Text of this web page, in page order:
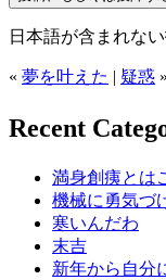
日本語が含まれな
« 夢を叶えた | 疑惑 »
Recent
満身創痍とは
機械に勇気づ
寒いんだわ
末吉
新年から自分